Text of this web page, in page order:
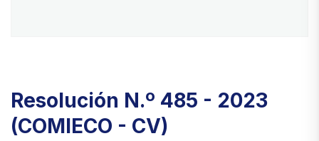
Resolución N.º 485 - 2023
(COMIECO - CV)